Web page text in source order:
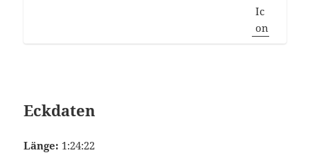
Eckdaten
Länge: 1:24:22